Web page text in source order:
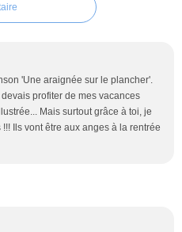
'Une araignée sur le plancher'.
profiter de mes vacances
Mais surtout grâce à toi, je
Ils vont être aux anges à la rentrée